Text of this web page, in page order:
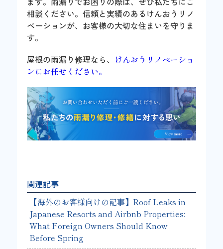
相談ください。信頼と実績のあるけんおうリノ
ベーションが、お客様の大切な住まいを守りま
す。
屋根の雨漏り修理なら、
けんおうリノベーショ
ンにお任せください。
関連記事
【海外のお客様向けの記事】Roof Leaks in
Japanese Resorts and Airbnb Properties:
What Foreign Owners Should Know
Before Spring